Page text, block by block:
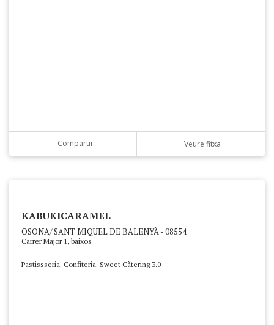
Compartir Veure fitxa
KABUKICARAMEL
OSONA/ SANT MIQUEL DE BALENYÀ - 08554
Carrer Major 1, baixos
Pastissseria. Confiteria. Sweet Càtering 3.0